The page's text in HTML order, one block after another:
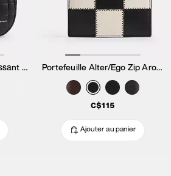
Grand sac à épaule croissant Alter/Ego Portefeuille Alter/Ego Zip Around
C$115
Ajouter au panier